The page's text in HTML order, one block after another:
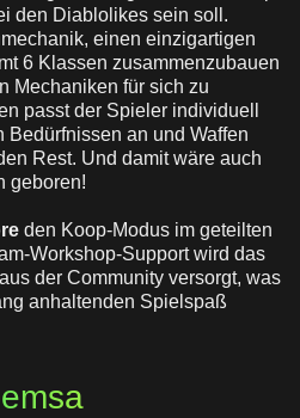
den Diablolikes sein soll.
einen einzigartigen
6 Klassen zusammenzubauen
Mechaniken für sich zu
passt der Spieler individuell
an und Waffen
Rest. Und damit wäre auch
geboren!
den Koop-Modus im geteilten
Workshop-Support wird das
der Community versorgt, was
anhaltenden Spielspaß